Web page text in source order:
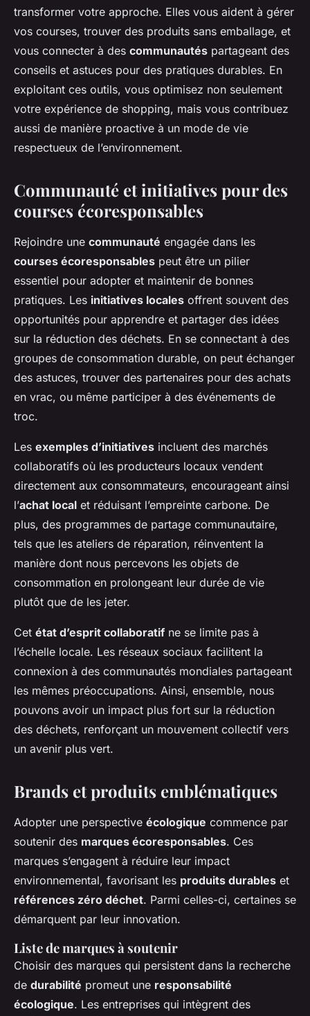
transformer votre approche. Elles vous aident à gérer
vos courses, trouver des produits sans emballage, et
vous connecter à des communautés partageant des
conseils et astuces pour des pratiques durables. En
exploitant ces outils, vous optimisez non seulement
votre expérience de shopping, mais vous contribuez
aussi de manière proactive à un mode de vie
respectueux de l’environnement.
Communauté et initiatives pour des
courses écoresponsables
Rejoindre une communauté engagée dans les
courses écoresponsables peut être un pilier
essentiel pour adopter et maintenir de bonnes
pratiques. Les initiatives locales offrent souvent des
opportunités pour apprendre et partager des idées
sur la réduction des déchets. En se connectant à des
groupes de consommation durable, on peut échanger
des astuces, trouver des partenaires pour des achats
en vrac, ou même participer à des événements de
troc.
Les exemples d’initiatives incluent des marchés
collaboratifs où les producteurs locaux vendent
directement aux consommateurs, encourageant ainsi
l’achat local et réduisant l’empreinte carbone. De
plus, des programmes de partage communautaire,
tels que les ateliers de réparation, réinventent la
manière dont nous percevons les objets de
consommation en prolongeant leur durée de vie
plutôt que de les jeter.
Cet état d’esprit collaboratif ne se limite pas à
l’échelle locale. Les réseaux sociaux facilitent la
connexion à des communautés mondiales partageant
les mêmes préoccupations. Ainsi, ensemble, nous
pouvons avoir un impact plus fort sur la réduction
des déchets, renforçant un mouvement collectif vers
un avenir plus vert.
Brands et produits emblématiques
Adopter une perspective écologique commence par
soutenir des marques écoresponsables. Ces
marques s’engagent à réduire leur impact
environnemental, favorisant les produits durables et
références zéro déchet. Parmi celles-ci, certaines se
démarquent par leur innovation.
Liste de marques à soutenir
Choisir des marques qui persistent dans la recherche
de durabilité promeut une responsabilité
écologique. Les entreprises qui intègrent des